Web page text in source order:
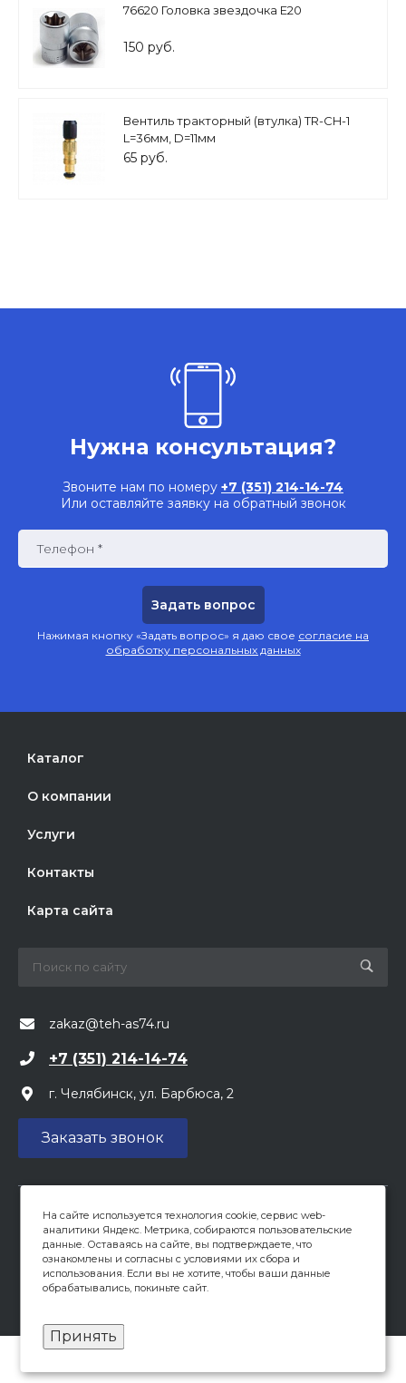
76620 Головка звездочка Е20
150 руб.
Вентиль тракторный (втулка) TR-CH-1
L=36мм, D=11мм
65 руб.
Нужна консультация?
Звоните нам по номеру +7 (351) 214-14-74
Или оставляйте заявку на обратный звонок
Телефон *
Нажимая кнопку «Задать вопрос» я даю свое согласие на
обработку персональных данных
Каталог
О компании
Услуги
Контакты
Карта сайта
zakaz@teh-as74.ru
+7 (351) 214-14-74
г. Челябинск, ул. Барбюса, 2
Заказать звонок
Вся предоставленная на сайте информация, касающаяся
цен, носит информационный характер и не является
публичной офертой, определяемой положениями ст 437
(2) ГК РФ. Опубликованная на данном сайте информация
может быть изменена в любое время без
На сайте используется технология cookie, сервис web-
аналитики Яндекс. Метрика, собираются пользовательские
данные. Оставаясь на сайте, вы подтверждаете, что
ознакомлены и согласны с условиями их сбора и
использования. Если вы не хотите, чтобы ваши данные
обрабатывались, покиньте сайт.
Принять